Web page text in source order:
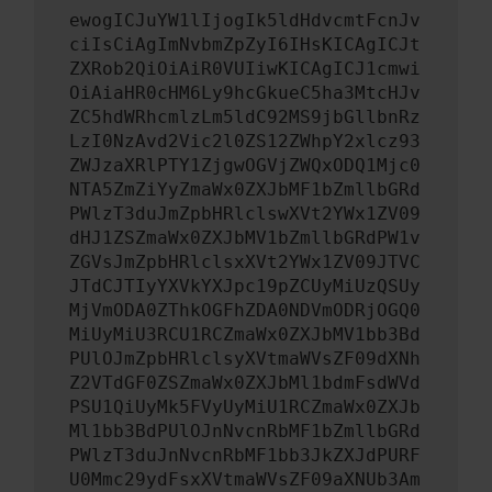
ewogICJuYW1lIjogIk5ldHdvcmtFcnJv
ciIsCiAgImNvbmZpZyI6IHsKICAgICJt
ZXRob2QiOiAiR0VUIiwKICAgICJ1cmwi
OiAiaHR0cHM6Ly9hcGkueC5ha3MtcHJv
ZC5hdWRhcmlzLm5ldC92MS9jbGllbnRz
LzI0NzAvd2Vic2l0ZS12ZWhpY2xlcz93
ZWJzaXRlPTY1ZjgwOGVjZWQxODQ1Mjc0
NTA5ZmZiYyZmaWx0ZXJbMF1bZmllbGRd
PWlzT3duJmZpbHRlclswXVt2YWx1ZV09
dHJ1ZSZmaWx0ZXJbMV1bZmllbGRdPW1v
ZGVsJmZpbHRlclsxXVt2YWx1ZV09JTVC
JTdCJTIyYXVkYXJpc19pZCUyMiUzQSUy
MjVmODA0ZThkOGFhZDA0NDVmODRjOGQ0
MiUyMiU3RCU1RCZmaWx0ZXJbMV1bb3Bd
PUlOJmZpbHRlclsyXVtmaWVsZF09dXNh
Z2VTdGF0ZSZmaWx0ZXJbMl1bdmFsdWVd
PSU1QiUyMk5FVyUyMiU1RCZmaWx0ZXJb
Ml1bb3BdPUlOJnNvcnRbMF1bZmllbGRd
PWlzT3duJnNvcnRbMF1bb3JkZXJdPURF
U0Mmc29ydFsxXVtmaWVsZF09aXNUb3Am